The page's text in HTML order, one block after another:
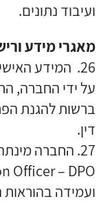
ועיבוד נתונים.
מאגרי מידע
26. המידע
על ידי החברה,
ברשות להגנת
דין.
ועמידה בהוראות